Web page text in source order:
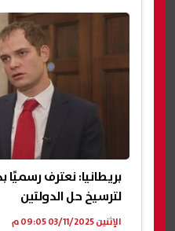
بريطانيا: نعترف
لترسيخ حل الدولتين
الإثنين 03/11/2025 09:05 م